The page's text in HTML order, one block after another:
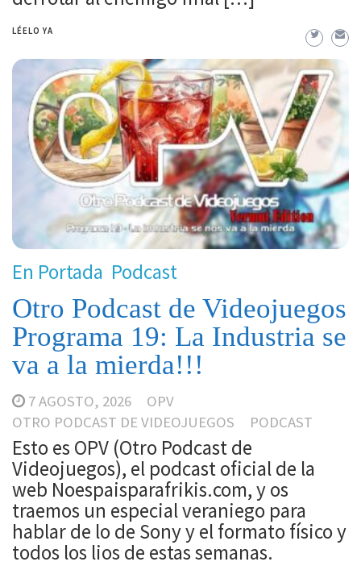
LÉELO YA
En Portada Podcast
Otro Podcast de Videojuegos
Programa 19: La Industria se
va a la mierda!!!
7 AGOSTO, 2026
OPV
OTRO PODCAST DE VIDEOJUEGOS
PODCAST
Esto es OPV (Otro Podcast de
Videojuegos), el podcast oficial de la
web Noespaisparafrikis.com, y os
traemos un especial veraniego para
hablar de lo de Sony y el formato físico y
todos los lios de estas semanas.